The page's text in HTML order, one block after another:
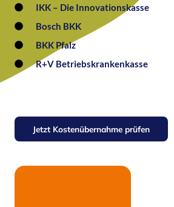
IKK – Die Innovationskasse
Bosch BKK
BKK Pfalz
R+V Betriebskrankenkasse
Jetzt Kostenübernahme prüfen